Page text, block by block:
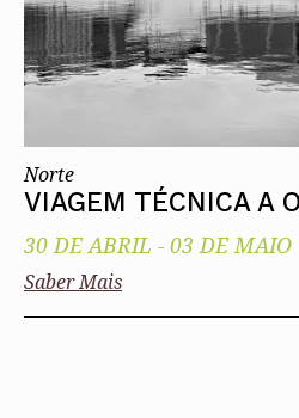
Norte
VIAGEM TÉCNICA A
30 DE ABRIL - 03 DE MAIO
Saber Mais